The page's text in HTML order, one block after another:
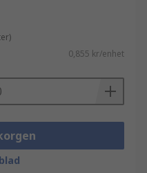
0,855 kr/enhet